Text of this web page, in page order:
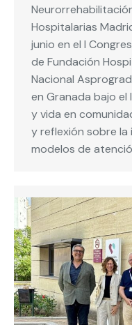
Hospitalarias
junio en el I
de Fundación
Nacional
en Granada bajo el
y vida en
y reflexión sobre la
modelos de